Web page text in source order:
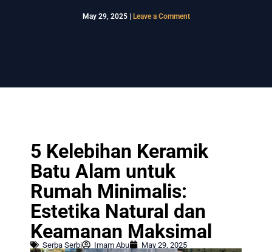
May 29, 2025 Leave a Comment
5 Kelebihan Keramik
Batu Alam untuk
Rumah Minimalis:
Estetika Natural dan
Keamanan Maksimal
Serba Serbi Imam Abu May 29, 2025